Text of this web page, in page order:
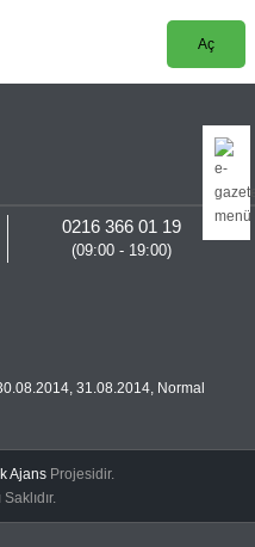
Aç
0216 366 01 19
(09:00 - 19:00)
, 31.08.2014, Normal
Ajans Projesidir.